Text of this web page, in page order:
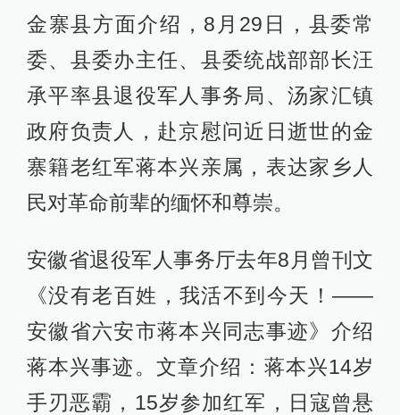
金寨县方面介绍，8月29日，县委常
委、县委办主任、县委统战部部长汪
承平率县退役军人事务局、汤家汇镇
政府负责人，赴京慰问近日逝世的金
寨籍老红军蒋本兴亲属，表达家乡人
民对革命前辈的缅怀和尊崇。
安徽省退役军人事务厅去年8月曾刊文
《没有老百姓，我活不到今天！——
安徽省六安市蒋本兴同志事迹》介绍
蒋本兴事迹。文章介绍：蒋本兴14岁
手刃恶霸，15岁参加红军，日寇曾悬